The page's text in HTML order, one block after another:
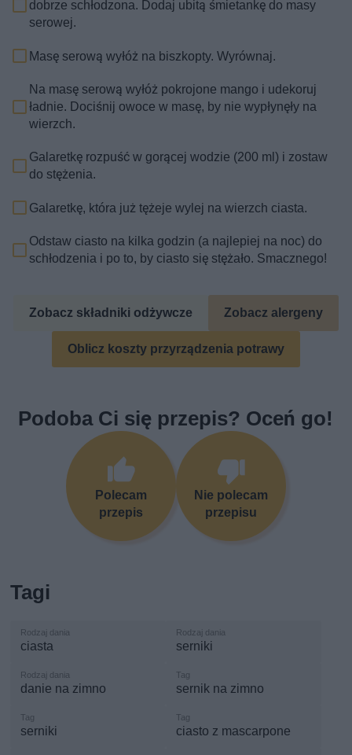
dobrze schłodzona. Dodaj ubitą śmietankę do masy
serowej.
Masę serową wyłóż na biszkopty. Wyrównaj.
Na masę serową wyłóż pokrojone mango i udekoruj
ładnie. Dociśnij owoce w masę, by nie wypłynęły na
wierzch.
Galaretkę rozpuść w gorącej wodzie (200 ml) i zostaw
do stężenia.
Galaretkę, która już tężeje wylej na wierzch ciasta.
Odstaw ciasto na kilka godzin (a najlepiej na noc) do
schłodzenia i po to, by ciasto się stężało. Smacznego!
Zobacz składniki odżywcze Zobacz alergeny
Oblicz koszty przyrządzenia potrawy
Podoba Ci się przepis? Oceń go!
Polecam
przepis
Nie polecam
przepisu
Tagi
ciasta serniki
danie na zimno sernik na zimno
serniki ciasto z mascarpone